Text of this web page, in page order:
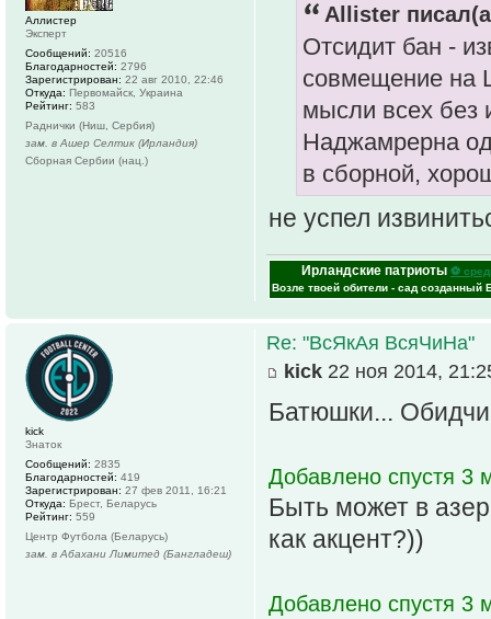
Allister
Отсидит бан -
совмещение на
мысли всех без
Наджамрерна
в сборной,
не успел
Ирландские патриоты ⚽
Возле твоей обители - сад созданный
Аллистер
Эксперт
Сообщений: 20516
Благодарностей: 2796
Зарегистрирован: 22 авг 2010, 22:46
Откуда: Первомайск, Украина
Рейтинг: 583
Раднички (Ниш, Сербия)
зам. в Ашер Селтик (Ирландия)
Сборная Сербии (нац.)
Re: "ВсЯкАя ВсяЧиНа"
kick 22 ноя 2014,
Батюшки...
Добавлено спустя 3
Быть может в
как акцент?))
Добавлено спустя 3
kick
Знаток
Сообщений: 2835
Благодарностей: 419
Зарегистрирован: 27 фев 2011, 16:21
Откуда: Брест, Беларусь
Рейтинг: 559
Центр Футбола (Беларусь)
зам. в Абахани Лимитед (Бангладеш)